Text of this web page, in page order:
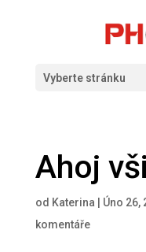
Vyberte stránku
Ahoj
od Katerina Úno 26,
komentáře